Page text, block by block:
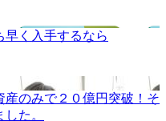
早く入手するなら
産のみで２０億円突破！そ
た。